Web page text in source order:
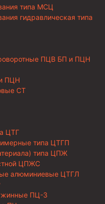
типа МСЦ
гидравлическая типа
ПЦВ БП и ПЦН
ПЦН
СТ
ЦТГ
типа ЦТГП
типа ЦПЖ
ЦПЖС
алюминиевые ЦТГЛ
ПЦ-3